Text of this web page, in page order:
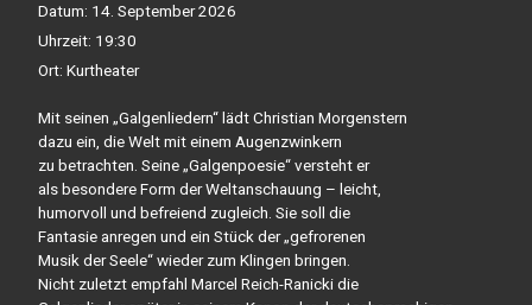
Datum: 14. September 2026
Uhrzeit: 19:30
Ort: Kurtheater
Mit seinen „Galgenliedern“ lädt Christian Morgenstern
dazu ein, die Welt mit einem Augenzwinkern
zu betrachten. Seine „Galgenpoesie“ versteht er
als besondere Form der Weltanschauung – leicht,
humorvoll und befreiend zugleich. Sie soll die
Fantasie anregen und ein Stück der „gefrorenen
Musik der Seele“ wieder zum Klingen bringen.
Nicht zuletzt empfahl Marcel Reich-Ranicki die